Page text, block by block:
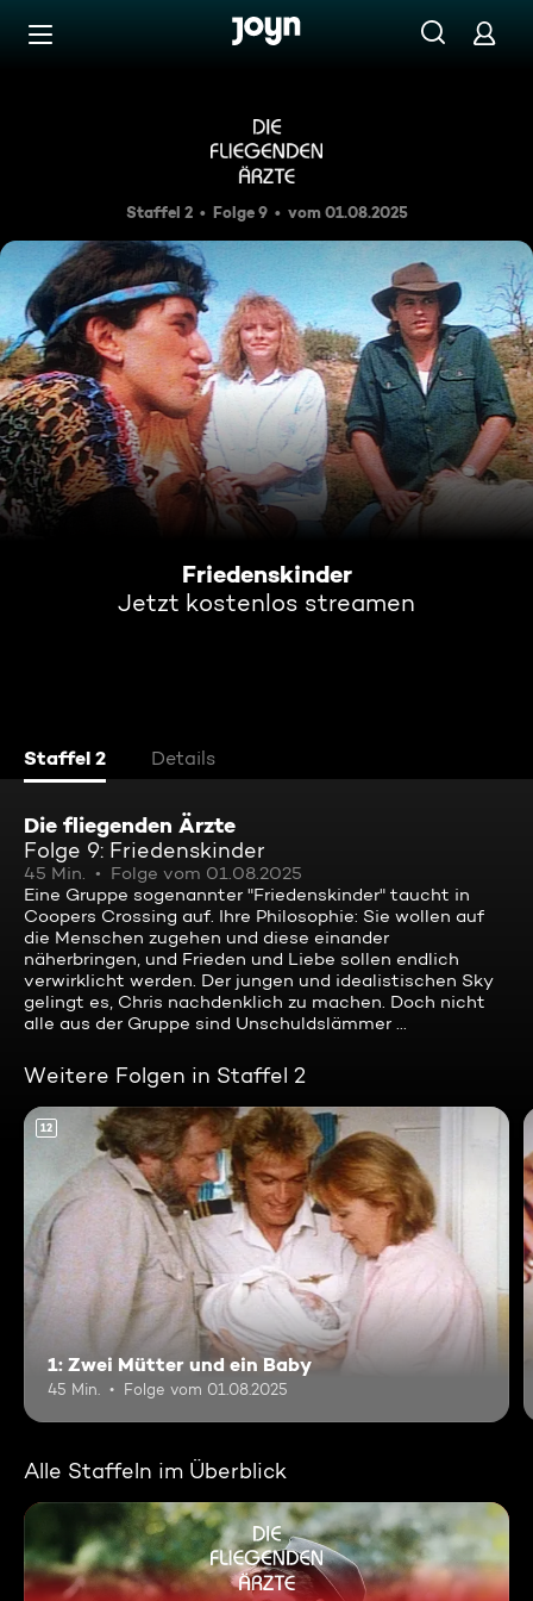
Zum Inhalt springen
Friedenskinder
Staffel 2 Folge 9 vom 01.08.2025
Friedenskinder
Jetzt kostenlos streamen
Staffel 2 Details
Die fliegenden Ärzte
Folge 9: Friedenskinder
45 Min.
Folge vom 01.08.2025
Eine Gruppe sogenannter "Friedenskinder" taucht in
Coopers Crossing auf. Ihre Philosophie: Sie wollen auf
die Menschen zugehen und diese einander
näherbringen, und Frieden und Liebe sollen endlich
verwirklicht werden. Der jungen und idealistischen Sky
gelingt es, Chris nachdenklich zu machen. Doch nicht
alle aus der Gruppe sind Unschuldslämmer ...
Weitere Folgen in Staffel 2
12
1: Zwei Mütter und ein Baby
45 Min. Folge vom 01.08.2025
Alle Staffeln im Überblick